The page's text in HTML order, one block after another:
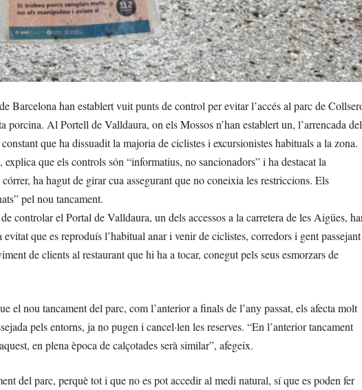
Barcelona han establert vuit punts de control per evitar l’accés al parc de
porcina. Al Portell de Valldaura, on els Mossos n’han establert un, l’arrencada del
que ha dissuadit la majoria de ciclistes i excursionistes habituals a la zona.
que els controls són “informatius, no sancionadors” i ha destacat la
ha hagut de girar cua assegurant que no coneixia les restriccions. Els
pel nou tancament.
controlar el Portal de Valldaura, un dels accessos a la carretera de les Aigües,
que es reproduís l’habitual anar i venir de ciclistes, corredors i gent passejant
de clients al restaurant que hi ha a tocar, conegut pels seus esmorzars de
el nou tancament del parc, com l’anterior a finals de l’any passat, els afecta molt
pels entorns, ja no pugen i cancel·len les reserves. “En l’anterior tancament
en plena època de calçotades serà similar”, afegeix.
del parc, perquè tot i que no es pot accedir al medi natural, sí que es poden fer